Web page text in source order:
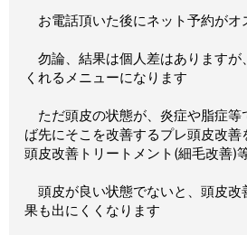
お電話頂いた後にネット予約がオ
勿論、結果は個人差はありますが
くれるメニューになります
ただ頭皮の状態が、炎症や脂症等
ば先にそこを改善するプレ頭皮改
頭皮改善トリートメント(細毛改善)
頭皮が良い状態でないと、頭皮改
果も出にくくなります